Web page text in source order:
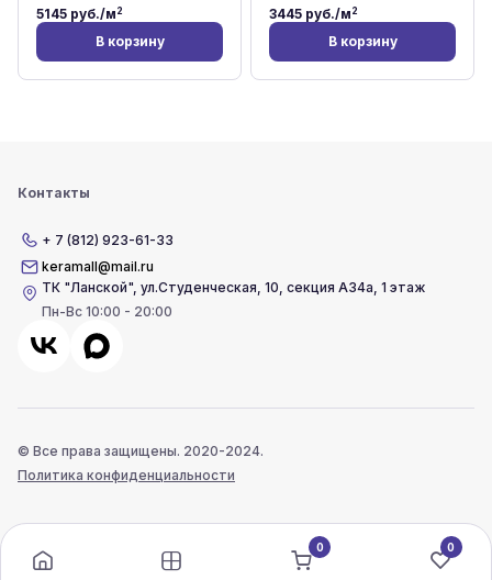
5145 руб./м2
В корзину
3445 руб./м2
В корзину
Контакты
+ 7 (812) 923-61-33
keramall@mail.ru
ТК "Ланской",ул.Студенческая, 10, секция А34а, 1 этаж
Пн-Вс 10:00 - 20:00
© Все права защищены. 2020-2024.
Политика конфиденциальности
0 0